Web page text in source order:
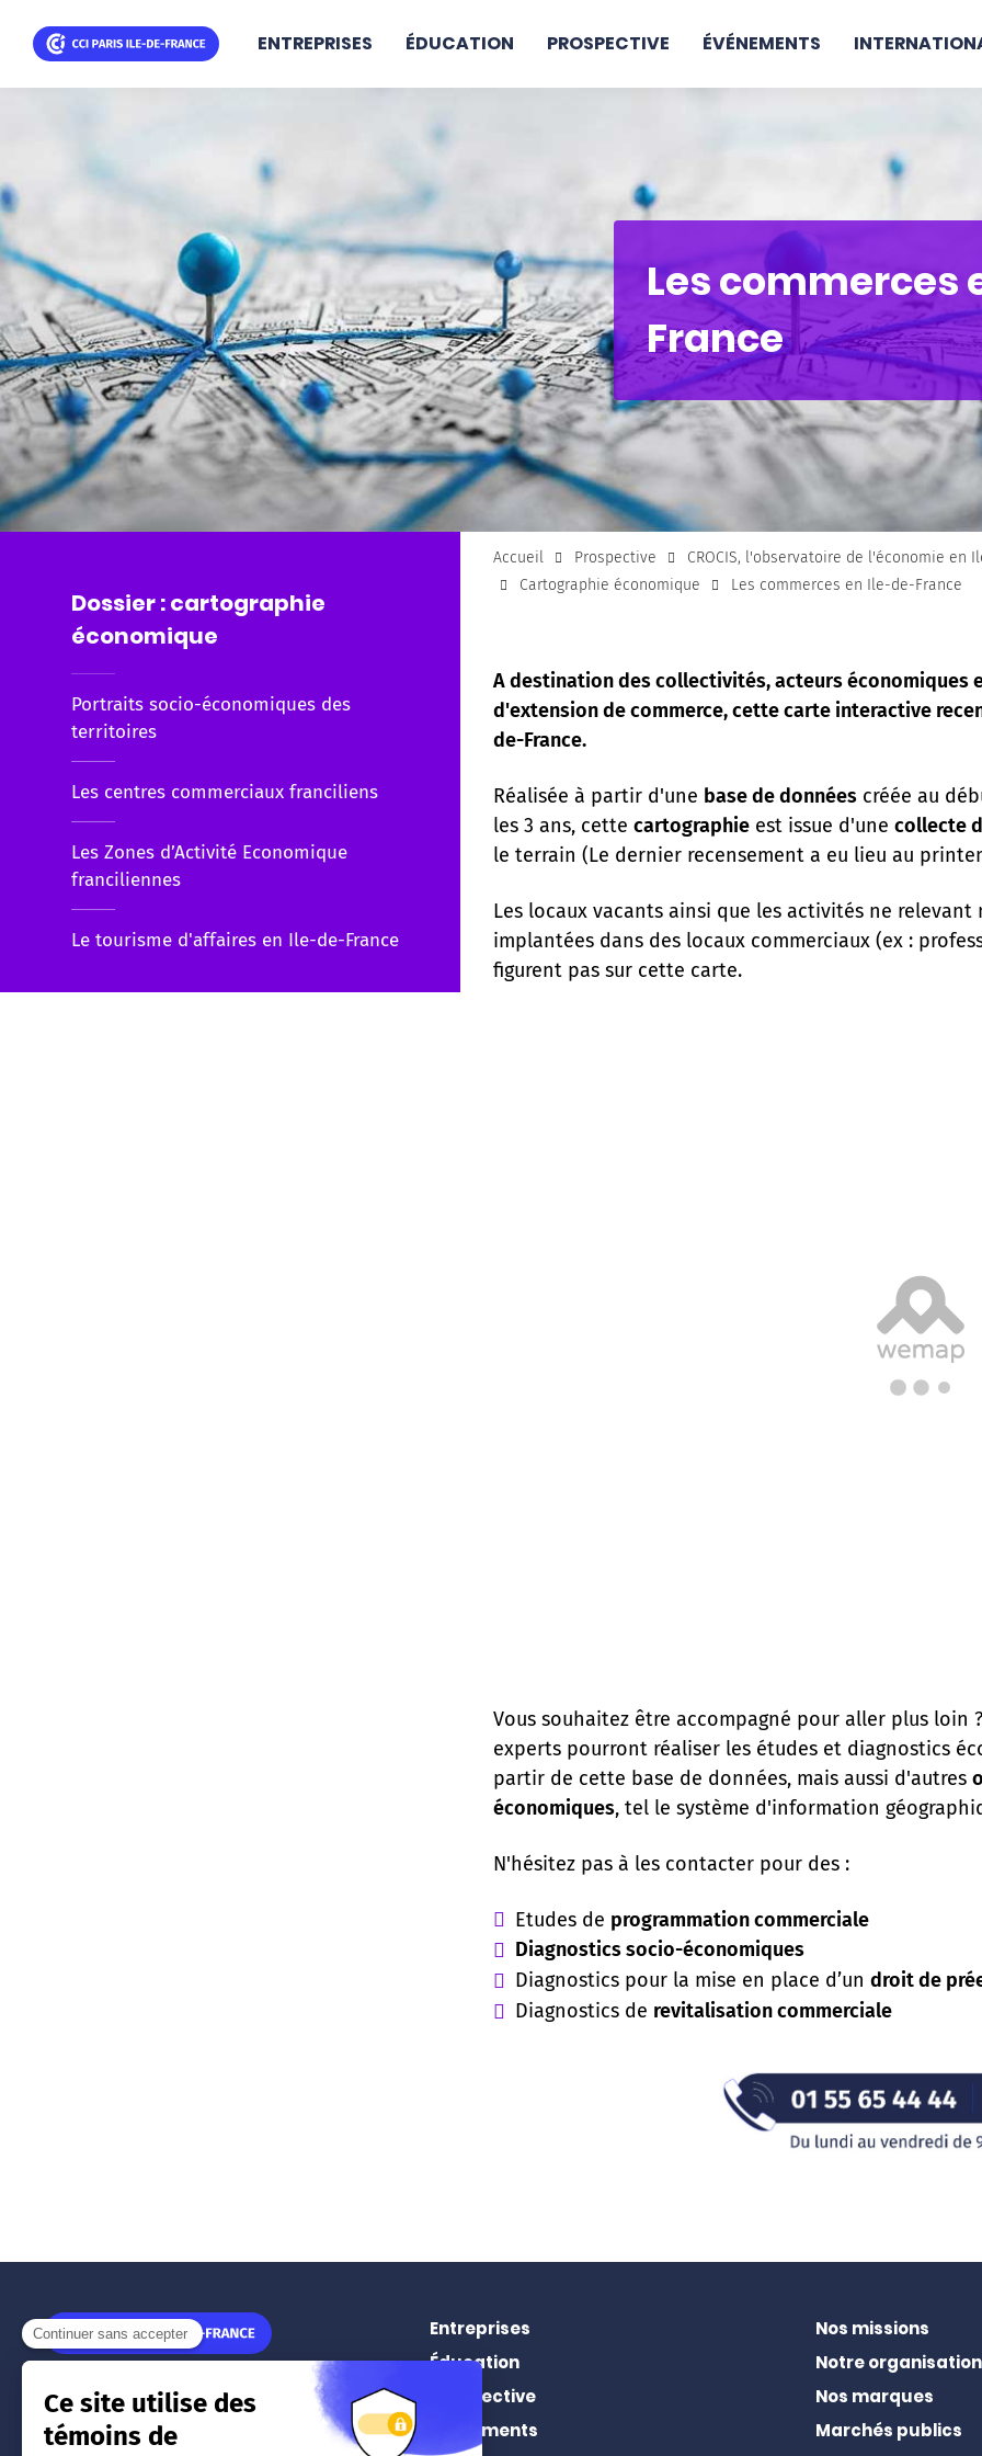
principal
ENTREPRISES ÉDUCATION PROSPECTIVE ÉVÉNEMENTS
Les commerces
France
Dossier : cartographie
économique
Portraits socio-économiques des
territoires
Les centres commerciaux franciliens
Les Zones d’Activité Economique
franciliennes
Le tourisme d'affaires en Ile-de-France
Accueil Prospective
CROCIS, l'observatoire de l'économie en
Cartographie économique
Les commerces en Ile-de-France
A destination des collectivités, acteurs économiques
d'extension de commerce, cette carte interactive
de-France.
Réalisée à partir d'une base de données créée au
les 3 ans, cette cartographie est issue d'une collecte
le terrain (Le dernier recensement a eu lieu au
Les locaux vacants ainsi que les activités ne relevant
implantées dans des locaux commerciaux (ex :
figurent pas sur cette carte.
Vous souhaitez être accompagné pour aller plus loin
experts pourront réaliser les études et diagnostics
partir de cette base de données, mais aussi d'autres
économiques, tel le système d'information
N'hésitez pas à les contacter pour des :
Etudes de programmation commerciale
Diagnostics socio-économiques
Diagnostics pour la mise en place d’un droit de
Diagnostics de revitalisation commerciale
11 rue Léon Jouhaux
75010Paris
Entreprises
Éducation
Prospective
Événements
Nos missions
Notre organisation
Nos marques
Marchés publics